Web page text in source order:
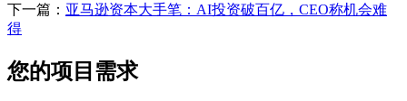
下一篇： 亚马逊资本大手笔：AI投资破百亿，CEO称机会难
得
您的项目需求